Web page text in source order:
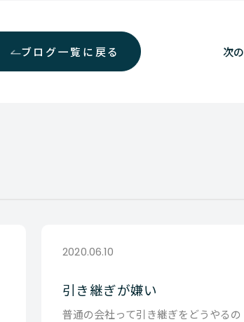
ブログ一覧に戻る 次の
2020.06.10
引き継ぎが嫌い
普通の会社って引き継ぎをどうやるの